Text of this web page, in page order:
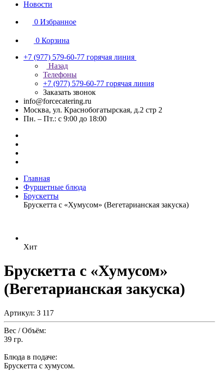
Новости
0 Избранное
0 Корзина
+7 (977) 579-60-77 горячая линия
Назад
Телефоны
+7 (977) 579-60-77 горячая линия
Заказать звонок
info@forcecatering.ru
Москва, ул. Краснобогатырская, д.2 стр 2
Пн. – Пт.: с 9:00 до 18:00
Главная
Фуршетные блюда
Брускетты
Брускетта с «Хумусом» (Вегетарианская закуска)
Хит
Брускетта с «Хумусом»
(Вегетарианская закуска)
Артикул: З 117
Вес / Объём:
39 гр.
Блюда в подаче:
Брускетта с хумусом.